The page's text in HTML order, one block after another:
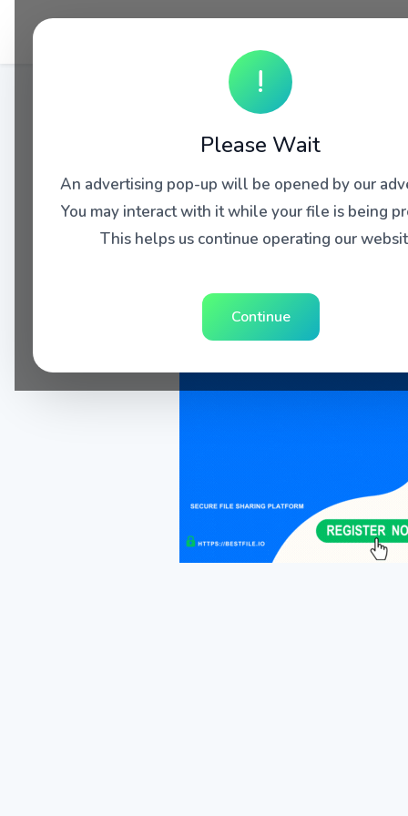
!
Please Wait
An advertising pop-up will be opened by our
You may interact with it while your file is being
This helps us continue operating our
Continue